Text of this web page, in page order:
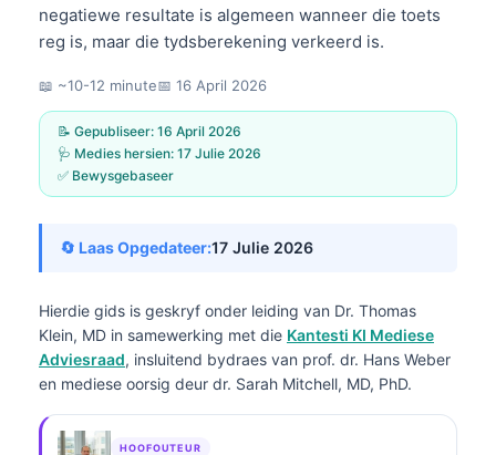
negatiewe resultate is algemeen wanneer die toets
reg is, maar die tydsberekening verkeerd is.
📖 ~10-12 minute📅 16 April 2026
📝 Gepubliseer: 16 April 2026
🩺 Medies hersien: 17 Julie 2026
✅ Bewysgebaseer
🔄 Laas Opgedateer:17 Julie 2026
Hierdie gids is geskryf onder leiding van Dr. Thomas
Klein, MD in samewerking met die Kantesti KI Mediese
Adviesraad, insluitend bydraes van prof. dr. Hans Weber
en mediese oorsig deur dr. Sarah Mitchell, MD, PhD.
HOOFOUTEUR